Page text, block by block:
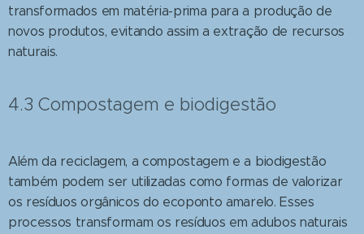
transformados em matéria-prima para a produção de
novos produtos, evitando assim a extração de recursos
naturais.
4.3 Compostagem e biodigestão
Além da reciclagem, a compostagem e a biodigestão
também podem ser utilizadas como formas de valorizar
os resíduos orgânicos do ecoponto amarelo. Esses
processos transformam os resíduos em adubos naturais